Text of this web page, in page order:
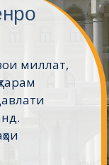
миллат,